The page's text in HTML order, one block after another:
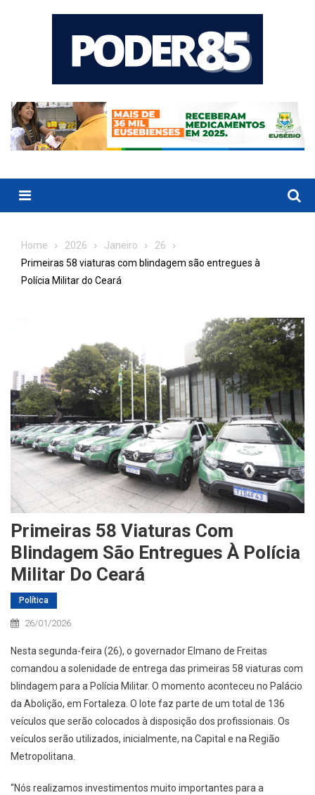
Menu
Home 2026 Janeiro
26
Primeiras 58 viaturas com blindagem são entregues à
Polícia Militar do Ceará
Primeiras 58 Viaturas Com
Blindagem São Entregues À Polícia
Militar Do Ceará
Política
26/01/2026
Nesta segunda-feira (26), o governador Elmano de Freitas
comandou a solenidade de entrega das primeiras 58 viaturas com
blindagem para a Polícia Militar. O momento aconteceu no Palácio
da Abolição, em Fortaleza. O lote faz parte de um total de 136
veículos que serão colocados à disposição dos profissionais. Os
veículos serão utilizados, inicialmente, na Capital e na Região
Metropolitana.
“Nós realizamos investimentos muito importantes para a